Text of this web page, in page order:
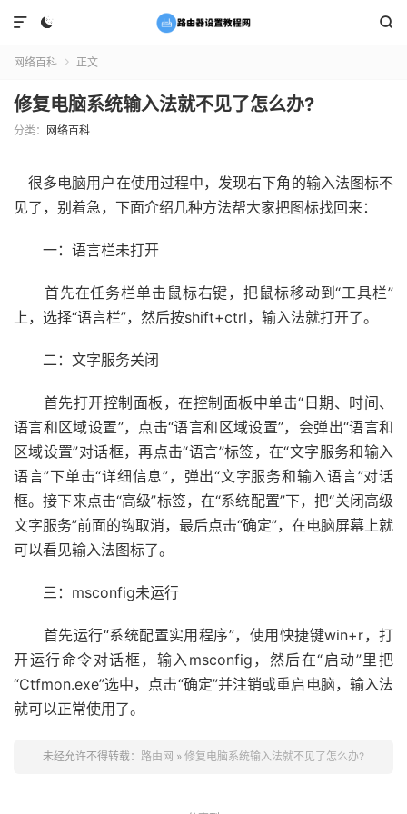
 

网络百科  正文
修复电脑系统输入法就不见了怎么办?
分类： 网络百科
很多电脑用户在使用过程中，发现右下角的输入法图标不
见了，别着急，下面介绍几种方法帮大家把图标找回来：
一：语言栏未打开
首先在任务栏单击鼠标右键，把鼠标移动到“工具栏”
上，选择“语言栏”，然后按shift+ctrl，输入法就打开了。
二：文字服务关闭
首先打开控制面板，在控制面板中单击“日期、时间、
语言和区域设置”，点击“语言和区域设置”，会弹出“语言和
区域设置”对话框，再点击“语言”标签，在“文字服务和输入
语言”下单击“详细信息”，弹出“文字服务和输入语言”对话
框。接下来点击“高级”标签，在“系统配置”下，把“关闭高级
文字服务”前面的钩取消，最后点击“确定”，在电脑屏幕上就
可以看见输入法图标了。
三：msconfig未运行
首先运行“系统配置实用程序”，使用快捷键win+r，打
开运行命令对话框，输入msconfig，然后在“启动”里把
“Ctfmon.exe”选中，点击“确定”并注销或重启电脑，输入法
就可以正常使用了。
未经允许不得转载： 路由网 » 修复电脑系统输入法就不见了怎么办?